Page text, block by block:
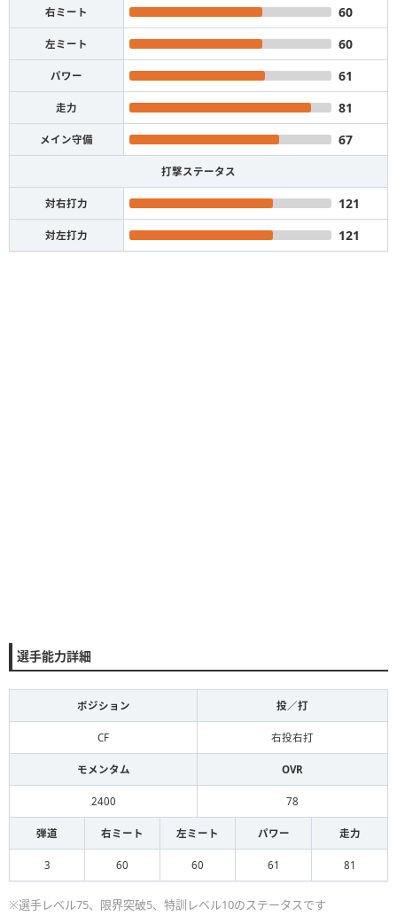
右ミート 60
左ミート 60
パワー 61
走力 81
メイン守備 67
打撃ステータス
対右打力 121
対左打力 121
選手能力詳細
ポジション 投／打
CF 右投右打
モメンタム OVR
2400 78
弾道 右ミート 左ミート パワー 走力
3 60 60 61 81
※選手レベル75、限界突破5、特訓レベル10のステータスです